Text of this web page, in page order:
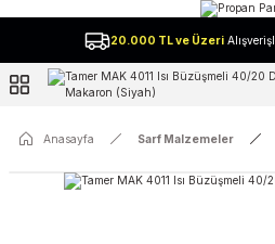
20.000 TL ve Üzeri
Anasayfa Sarf Malzemeler